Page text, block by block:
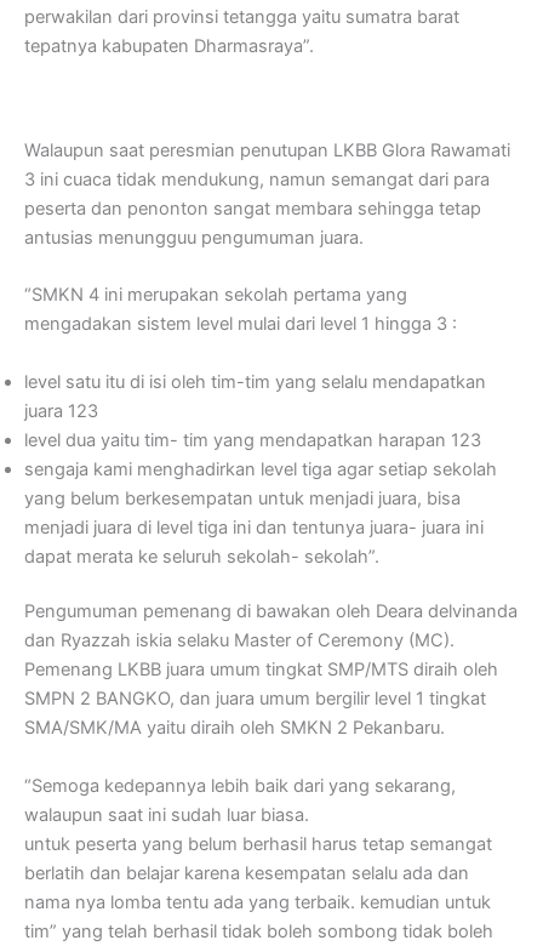
perwakilan dari provinsi tetangga yaitu sumatra barat
tepatnya kabupaten Dharmasraya”.
Walaupun saat peresmian penutupan LKBB Glora Rawamati
3 ini cuaca tidak mendukung, namun semangat dari para
peserta dan penonton sangat membara sehingga tetap
antusias menungguu pengumuman juara.
“SMKN 4 ini merupakan sekolah pertama yang
mengadakan sistem level mulai dari level 1 hingga 3 :
level satu itu di isi oleh tim-tim yang selalu mendapatkan
juara 123
level dua yaitu tim- tim yang mendapatkan harapan 123
sengaja kami menghadirkan level tiga agar setiap sekolah
yang belum berkesempatan untuk menjadi juara, bisa
menjadi juara di level tiga ini dan tentunya juara- juara ini
dapat merata ke seluruh sekolah- sekolah”.
Pengumuman pemenang di bawakan oleh Deara delvinanda
dan Ryazzah iskia selaku Master of Ceremony (MC).
Pemenang LKBB juara umum tingkat SMP/MTS diraih oleh
SMPN 2 BANGKO, dan juara umum bergilir level 1 tingkat
SMA/SMK/MA yaitu diraih oleh SMKN 2 Pekanbaru.
“Semoga kedepannya lebih baik dari yang sekarang,
walaupun saat ini sudah luar biasa.
untuk peserta yang belum berhasil harus tetap semangat
berlatih dan belajar karena kesempatan selalu ada dan
nama nya lomba tentu ada yang terbaik. kemudian untuk
tim” yang telah berhasil tidak boleh sombong tidak boleh